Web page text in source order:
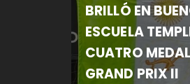
BRILLÓ EN
ESCUELA
CUATRO
GRAND PRIX II